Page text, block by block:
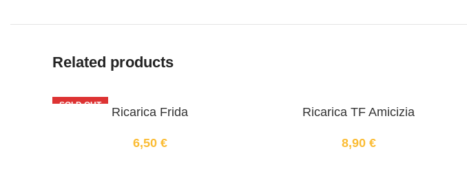
Related products
SOLD OUT Ricarica Frida
6,50 €
Ricarica TF Amicizia
8,90 €